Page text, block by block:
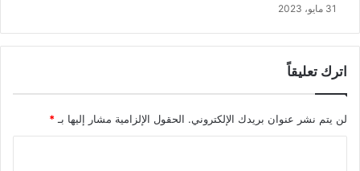
31 مايو، 2023
اترك تعليقاً
لن يتم نشر عنوان بريدك الإلكتروني. الحقول الإلزامية مشار إليها بـ *